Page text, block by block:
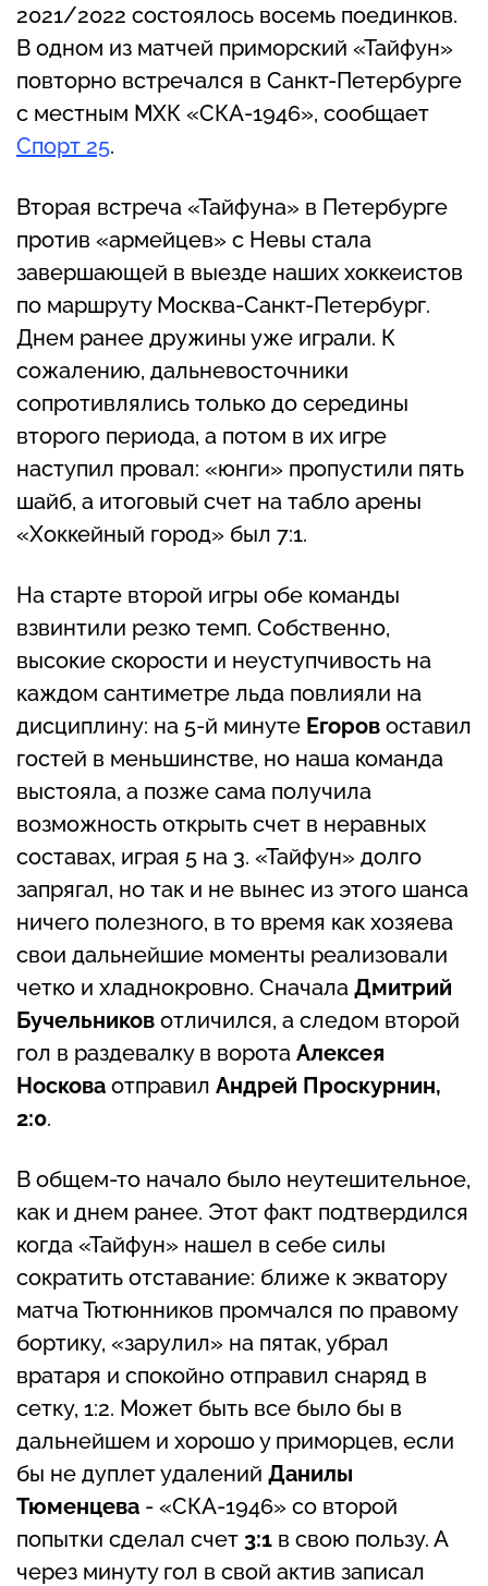
2021/2022 состоялось восемь поединков.
В одном из матчей приморский «Тайфун»
повторно встречался в Санкт-Петербурге
с местным МХК «СКА-1946», сообщает
Спорт 25.
Вторая встреча «Тайфуна» в Петербурге
против «армейцев» с Невы стала
завершающей в выезде наших хоккеистов
по маршруту Москва-Санкт-Петербург.
Днем ранее дружины уже играли. К
сожалению, дальневосточники
сопротивлялись только до середины
второго периода, а потом в их игре
наступил провал: «юнги» пропустили пять
шайб, а итоговый счет на табло арены
«Хоккейный город» был 7:1.
На старте второй игры обе команды
взвинтили резко темп. Собственно,
высокие скорости и неуступчивость на
каждом сантиметре льда повлияли на
дисциплину: на 5-й минуте Егоров оставил
гостей в меньшинстве, но наша команда
выстояла, а позже сама получила
возможность открыть счет в неравных
составах, играя 5 на 3. «Тайфун» долго
запрягал, но так и не вынес из этого шанса
ничего полезного, в то время как хозяева
свои дальнейшие моменты реализовали
четко и хладнокровно. Сначала Дмитрий
Бучельников отличился, а следом второй
гол в раздевалку в ворота Алексея
Носкова отправил Андрей Проскурнин,
2:0.
В общем-то начало было неутешительное,
как и днем ранее. Этот факт подтвердился
когда «Тайфун» нашел в себе силы
сократить отставание: ближе к экватору
матча Тютюнников промчался по правому
бортику, «зарулил» на пятак, убрал
вратаря и спокойно отправил снаряд в
сетку, 1:2. Может быть все было бы в
дальнейшем и хорошо у приморцев, если
бы не дуплет удалений Данилы
Тюменцева - «СКА-1946» со второй
попытки сделал счет 3:1 в свою пользу. А
через минуту гол в свой актив записал